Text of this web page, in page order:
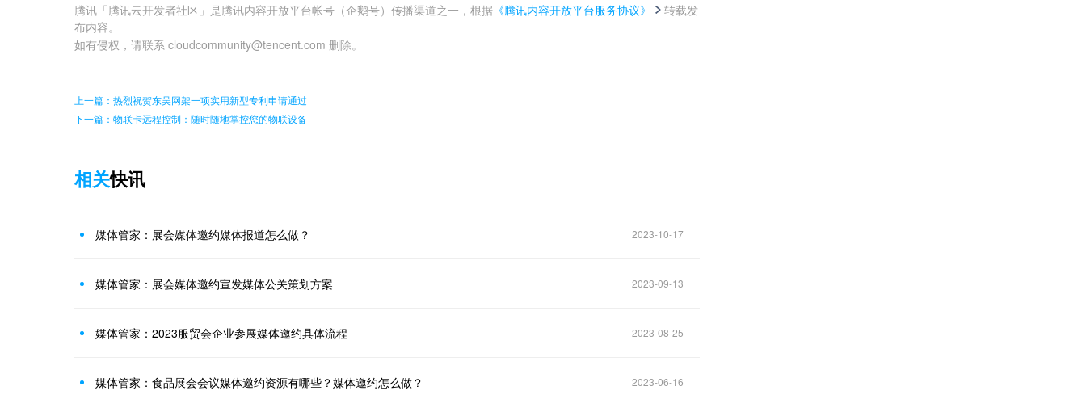
腾讯「腾讯云开发者社区」是腾讯内容开放平台帐号（企鹅号）传播渠道之一，根据 《腾讯内容开放平台服务协议》
转载发
布内容。
如有侵权，请联系 cloudcommunity@tencent.com 删除。
上一篇：热烈祝贺东吴网架一项实用新型专利申请通过
下一篇：物联卡远程控制：随时随地掌控您的物联设备
相关快讯
媒体管家：展会媒体邀约媒体报道怎么做？ 2023-10-17
媒体管家：展会媒体邀约宣发媒体公关策划方案 2023-09-13
媒体管家：2023服贸会企业参展媒体邀约具体流程 2023-08-25
媒体管家：食品展会会议媒体邀约资源有哪些？媒体邀约怎么做？ 2023-06-16